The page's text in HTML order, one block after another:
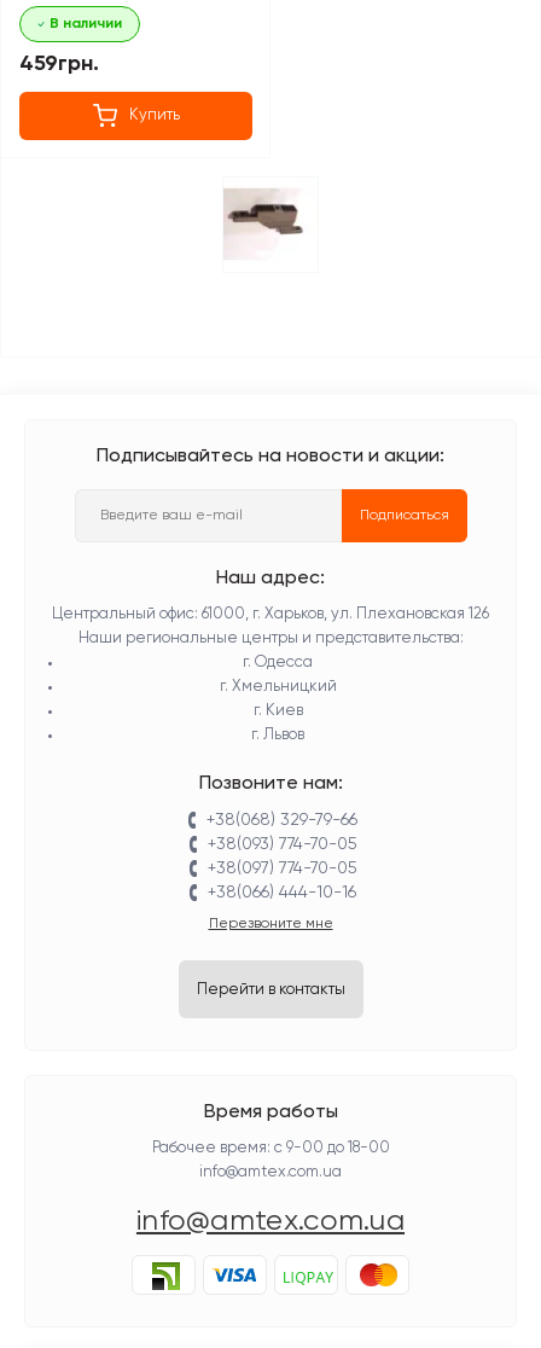
В наличии
459грн.
Купить
Подписывайтесь на новости и акции:
Подписаться
Наш адрес:
Центральный офис: 61000, г. Харьков, ул. Плехановская 126
Наши региональные центры и представительства:
г. Одесса
г. Хмельницкий
г. Киев
г. Львов
Позвоните нам:
+38(068) 329-79-66
+38(093) 774-70-05
+38(097) 774-70-05
+38(066) 444-10-16
Перезвоните мне
Перейти в контакты
Время работы
Рабочее время: с 9-00 до 18-00
info@amtex.com.ua
info@amtex.com.ua